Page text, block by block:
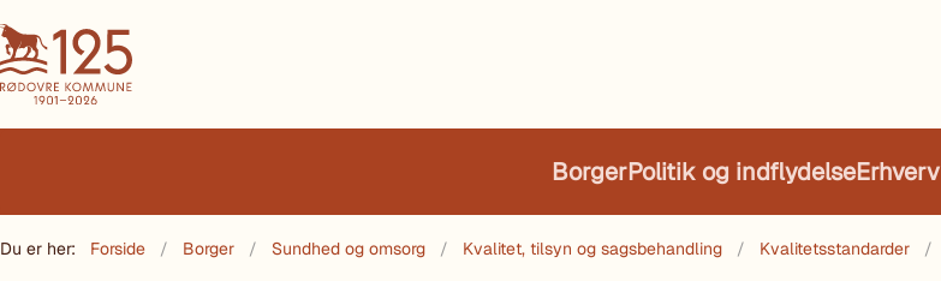
BorgerPolitik og indflydelseErhverv
Du er her: Forside Borger Sundhed og omsorg Kvalitet, tilsyn og sagsbehandling Kvalitetsstandarder